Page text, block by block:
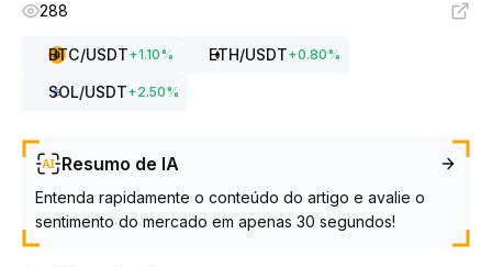
288
BTC/USDT+1.10% ETH/USDT+0.80%
SOL/USDT+2.50%
Resumo de IA
Entenda rapidamente o conteúdo do artigo e avalie o
sentimento do mercado em apenas 30 segundos!